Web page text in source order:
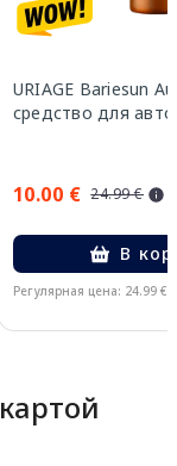
URIAGE Bariesun
средство для
10.00 € 24.99 €
В
Регулярная цена: 24.99 €